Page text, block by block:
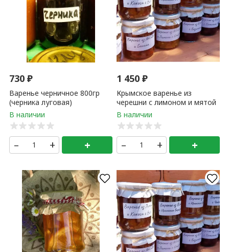
730₽
Варенье черничное 800гр
(черника луговая)
– + +
1 450₽
Крымское варенье из
черешни с лимоном и мятой
(0,5 литр) 1 банка
– + +